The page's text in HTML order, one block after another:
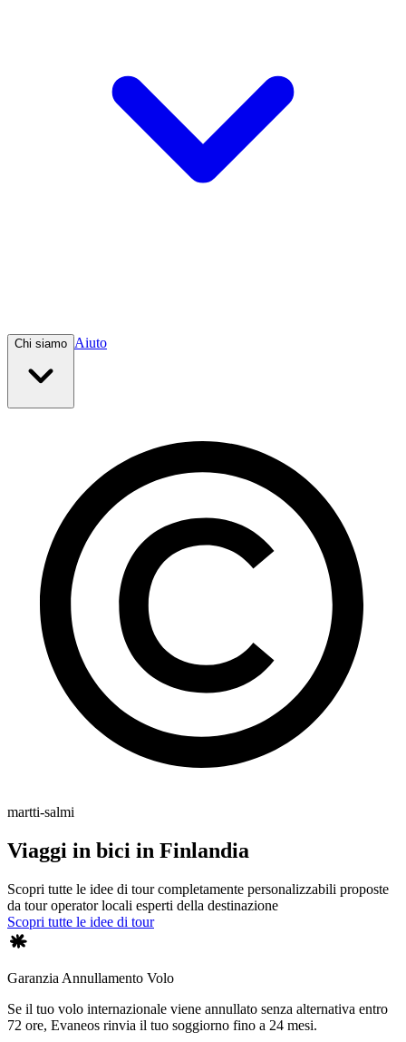
Chi siamo Aiuto
martti-salmi
Viaggi in bici in Finlandia
Scopri tutte le idee di tour completamente personalizzabili proposte
da tour operator locali esperti della destinazione
Scopri tutte le idee di tour
Garanzia Annullamento Volo
Se il tuo volo internazionale viene annullato senza alternativa entro
72 ore, Evaneos rinvia il tuo soggiorno fino a 24 mesi.